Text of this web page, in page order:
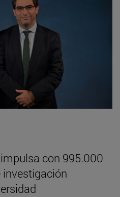
con 995.000
investigación